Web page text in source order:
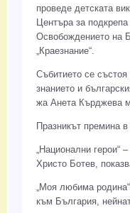
проведе детската
Центъра за
Освобождението на
„Краезнание“.
Събитието се
знанието и
жа Анета Кърджева
Празникът премина
„Национални герои“
Христо Ботев,
„Моя любима
към България,